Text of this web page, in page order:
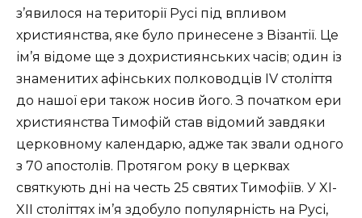
з’явилося на території Русі під впливом
християнства, яке було принесене з Візантії. Це
ім’я відоме ще з дохристиянських часів; один із
знаменитих афінських полководців IV століття
до нашої ери також носив його. З початком ери
християнства Тимофій став відомий завдяки
церковному календарю, адже так звали одного
з 70 апостолів. Протягом року в церквах
святкують дні на честь 25 святих Тимофіїв. У XI-
XII століттях ім’я здобуло популярність на Русі,